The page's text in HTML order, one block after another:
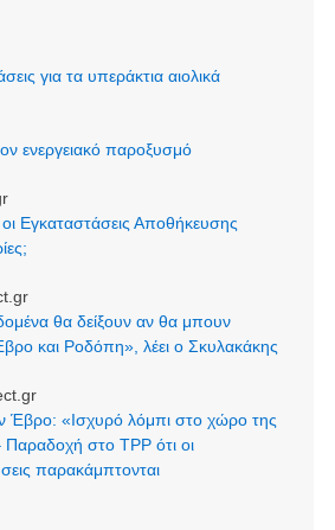
για τα υπεράκτια αιολικά
ενεργειακό παροξυσμό
Εγκαταστάσεις Αποθήκευσης
θα δείξουν αν θα μπουν
και Ροδόπη», λέει ο Σκυλακάκης
Έβρο: «Ισχυρό λόμπι στο χώρο της
Παραδοχή στο TPP ότι οι
παρακάμπτονται